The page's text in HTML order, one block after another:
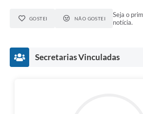
GOSTEI NÃO GOSTEI
Seja o
notícia.
Secretarias Vinculadas